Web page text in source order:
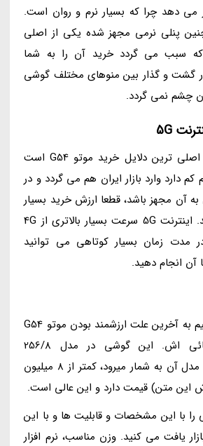
می دهد چرا که بسیار نرم و روان است.
پنلی نرمی مجهز شده یکی از اصلی
سبب می گردد خرید آن را به شما
گشت و گذار بین منوهای مختلف گوشی
چشم نمی گردد.
اینترنت 5G یکی از اصلی ترین دلایل خرید موتو G54 است
دارد وارد بازار ایران هم می گردد و در
آن مجهز باشد، قطعا ارزش خرید بسیار
بالایی پیدا می نماید. اینترنت 5G سرعت بسیار بالاتری از 4G
مدت زمان بسیار کوتاهی می توانید
آن انجام دهید.
در نهایت اما می رسیم به آخرین علت ارزشمند بودن موتو G54
یعنی قیمت استثنائی اش. این گوشی در مدل 256/8
گیگابایتی که برترین مدل آن به شمار میرود، کمتر از 8 میلیون
این متن) قیمت دارد و این عالی است.
با این مشخصات و قابلیت ها و با این
یافت می کنید. وزن مناسب، نرم افزار